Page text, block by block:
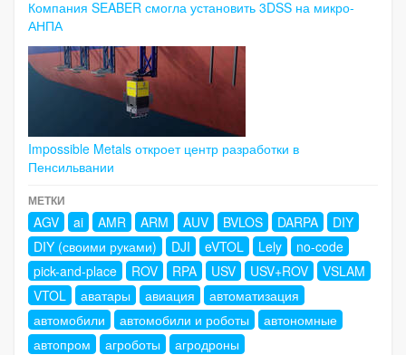
Компания SEABER смогла установить 3DSS на микро-
АНПА
Impossible Metals откроет центр разработки в
Пенсильвании
МЕТКИ
AGV ai AMR ARM AUV BVLOS DARPA
DIY
DIY (своими руками)
DJI eVTOL Lely
no-code
pick-and-place
ROV RPA USV USV+ROV
VSLAM
VTOL
аватары авиация
автоматизация
автомобили
автомобили и роботы
автономные
автопром
агроботы
агродроны